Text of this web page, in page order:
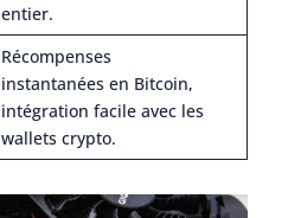
entier.
Récompenses
instantanées en Bitcoin,
intégration facile avec les
wallets crypto.